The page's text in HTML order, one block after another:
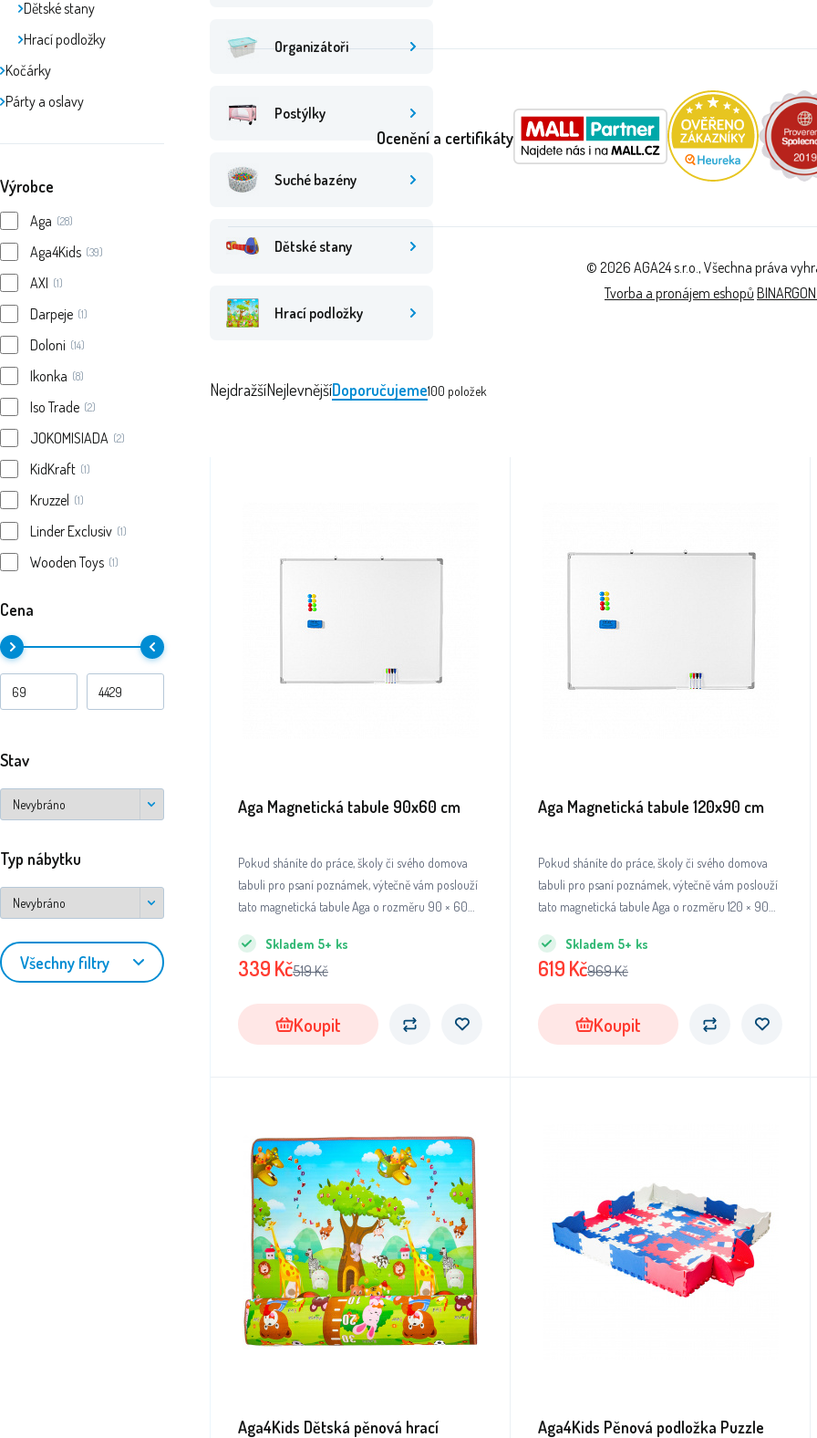
Dětské stany
Hrací podložky
Kočárky
Párty a oslavy
Výrobce
Aga (28)
Aga4Kids (39)
AXI (1)
Darpeje (1)
Doloni (14)
Ikonka (8)
Iso Trade (2)
JOKOMISIADA (2)
KidKraft (1)
Kruzzel (1)
Linder Exclusiv (1)
Wooden Toys (1)
Cena
Stav
Typ nábytku
Všechny filtry
Organizátoři
Postýlky
Suché bazény
Dětské stany
Hrací podložky
NejdražšíNejlevnějšíDoporučujeme100 položek
Aga Magnetická tabule 90x60 cm
Pokud sháníte do práce, školy či svého domova
tabuli pro psaní poznámek, výtečně vám poslouží
tato magnetická tabule Aga o rozměru 90 × 60
Skladem 5+ ks
339 Kč519Kč
Koupit
Aga Magnetická tabule 120x90 cm
Pokud sháníte do práce, školy či svého domova
tabuli pro psaní poznámek, výtečně vám poslouží
tato magnetická tabule Aga o rozměru 120 × 90
Skladem 5+ ks
619 Kč969Kč
Koupit
Aga4Kids Dětská pěnová hrací
Aga4Kids Pěnová podložka Puzzle
Ocenění a certifikáty
© 2026 AGA24 s.r.o., Všechna práva
Tvorba a pronájem eshopů